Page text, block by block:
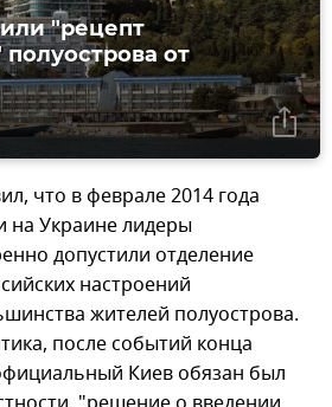
"рецепт
от
что в феврале 2014 года
на Украине лидеры
допустили отделение
настроений
жителей полуострова.
после событий конца
Киев обязан был